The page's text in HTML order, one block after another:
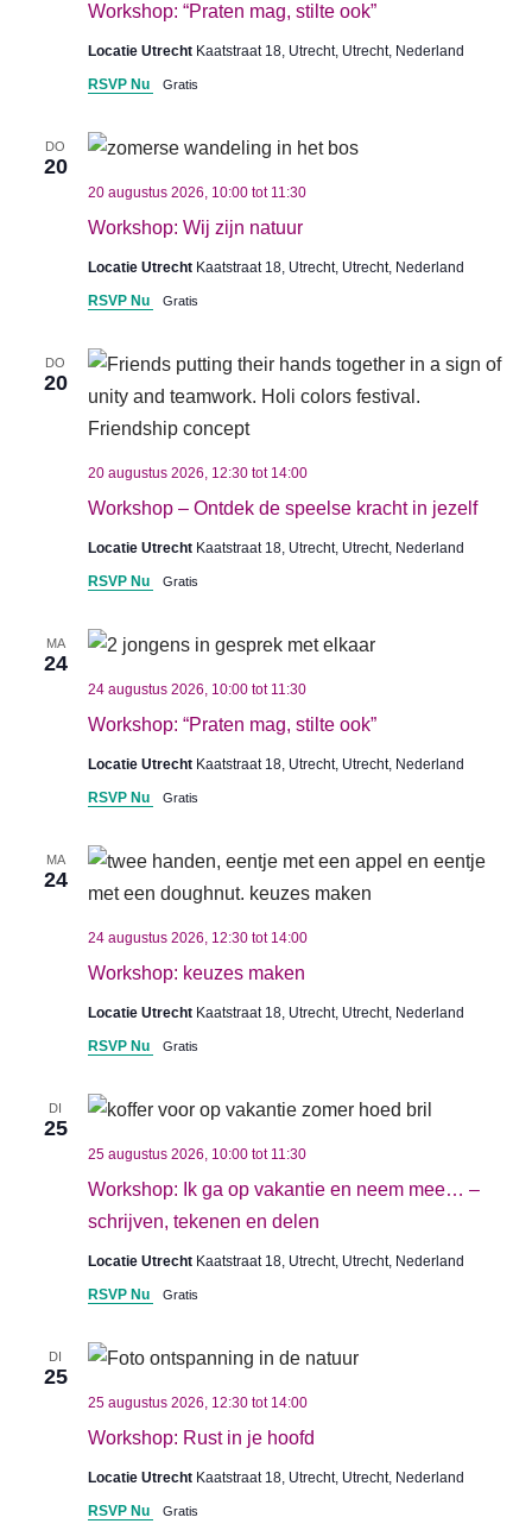
Workshop: “Praten mag, stilte ook”
Locatie Utrecht Kaatstraat 18, Utrecht, Utrecht, Nederland
RSVP Nu
Gratis
DO
20
Workshop: Wij zijn natuur
20 augustus 2026, 10:00tot 11:30
Locatie Utrecht Kaatstraat 18, Utrecht, Utrecht, Nederland
RSVP Nu
Gratis
DO
20
Workshop – Ontdek de speelse kracht in jezelf
20 augustus 2026, 12:30tot 14:00
Locatie Utrecht Kaatstraat 18, Utrecht, Utrecht, Nederland
RSVP Nu
Gratis
MA
24
Workshop: “Praten mag, stilte ook”
24 augustus 2026, 10:00tot 11:30
Locatie Utrecht Kaatstraat 18, Utrecht, Utrecht, Nederland
RSVP Nu
Gratis
MA
24
Workshop: keuzes maken
24 augustus 2026, 12:30tot 14:00
Locatie Utrecht Kaatstraat 18, Utrecht, Utrecht, Nederland
RSVP Nu
Gratis
DI
25
Workshop: Ik ga op vakantie en neem mee… –
schrijven, tekenen en delen
25 augustus 2026, 10:00tot 11:30
Locatie Utrecht Kaatstraat 18, Utrecht, Utrecht, Nederland
RSVP Nu
Gratis
DI
25
Workshop: Rust in je hoofd
25 augustus 2026, 12:30tot 14:00
Locatie Utrecht Kaatstraat 18, Utrecht, Utrecht, Nederland
RSVP Nu
Gratis